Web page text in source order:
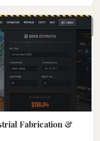
Fabrication &